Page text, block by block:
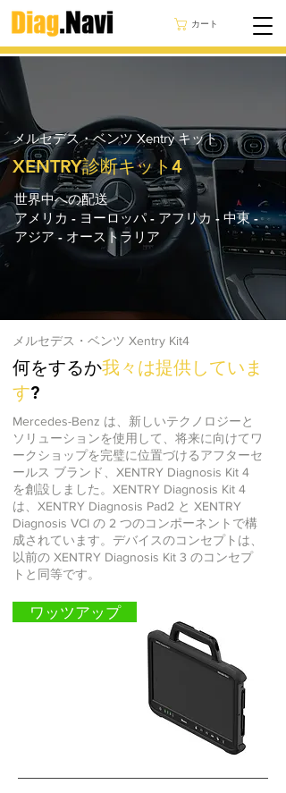
カート
メルセデス・ベンツ Xentry キット
XENTRY診断キット4
世界中への配送
アメリカ - ヨーロッパ - アフリカ - 中東 -
アジア - オーストラリア
メルセデス・ベンツ Xentry Kit4
何をするか我々は提供していま
す?
Mercedes-Benz は、新しいテクノロジーと
ソリューションを使用して、将来に向けてワ
ークショップを完璧に位置づけるアフターセ
ールス ブランド、XENTRY Diagnosis Kit 4
を創設しました。XENTRY Diagnosis Kit 4
は、XENTRY Diagnosis Pad2 と XENTRY
Diagnosis VCI の 2 つのコンポーネントで構
成されています。デバイスのコンセプトは、
以前の XENTRY Diagnosis Kit 3 のコンセプ
トと同等です。
ワッツアップ